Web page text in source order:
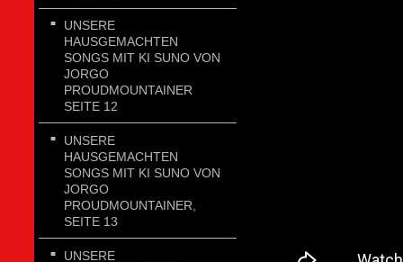
UNSERE
HAUSGEMACHTEN
SONGS MIT KI SUNO VON
JORGO
PROUDMOUNTAINER
SEITE 12
UNSERE
HAUSGEMACHTEN
SONGS MIT KI SUNO VON
JORGO
PROUDMOUNTAINER,
SEITE 13
UNSERE